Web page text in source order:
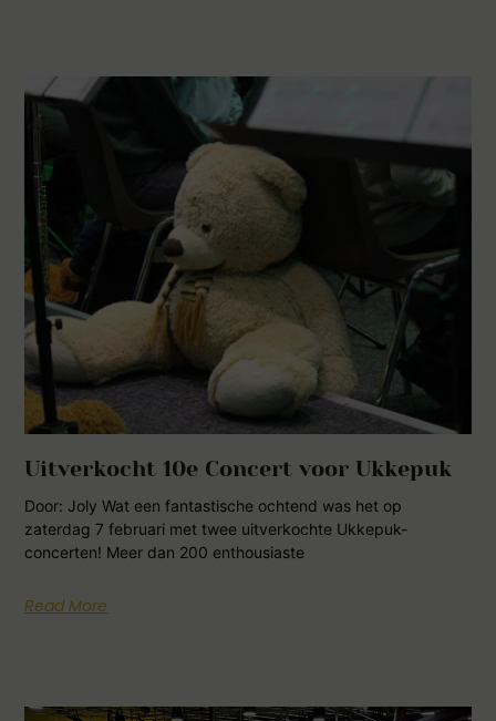
Uitverkocht 10e Concert voor Ukkepuk
Door: Joly Wat een fantastische ochtend was het op
zaterdag 7 februari met twee uitverkochte Ukkepuk-
concerten! Meer dan 200 enthousiaste
Read More